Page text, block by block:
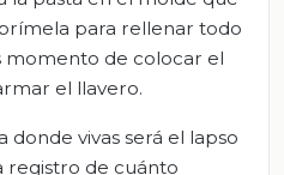
para rellenar todo
momento de colocar el
el llavero.
vivas será el lapso
registro de cuánto